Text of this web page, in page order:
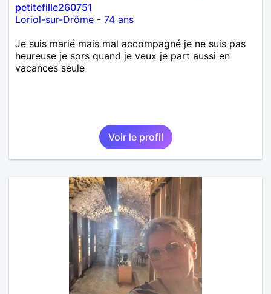
petitefille260751
Loriol-sur-Drôme - 74 ans
Je suis marié mais mal accompagné je ne suis pas
heureuse je sors quand je veux je part aussi en
vacances seule
Voir le profil